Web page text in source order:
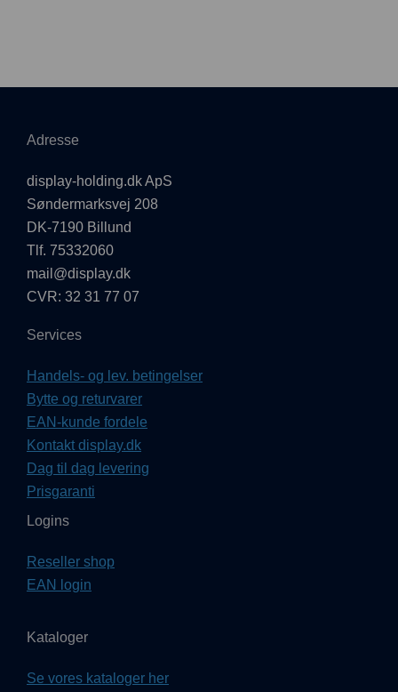
Adresse
display-holding.dk ApS
Søndermarksvej 208
DK-7190 Billund
Tlf. 75332060
mail@display.dk
CVR: 32 31 77 07
Services
Handels- og lev. betingelser
Bytte og returvarer
EAN-kunde fordele
Kontakt display.dk
Dag til dag levering
Prisgaranti
Logins
Reseller shop
EAN login
Kataloger
Se vores kataloger her